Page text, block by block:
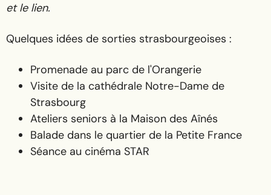
et le lien.
Quelques idées de sorties strasbourgeoises :
Promenade au parc de l'Orangerie
Visite de la cathédrale Notre-Dame de
Strasbourg
Ateliers seniors à la Maison des Aînés
Balade dans le quartier de la Petite France
Séance au cinéma STAR